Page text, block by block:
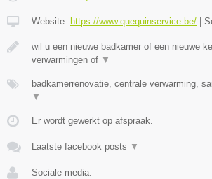
Website: https://www.quequinservice.be/
wil u een nieuwe badkamer of een nieuwe
verwarmingen of ▼
badkamerrenovatie, centrale verwarming,
▼
Er wordt gewerkt op afspraak.
Laatste facebook posts ▼
Sociale media: